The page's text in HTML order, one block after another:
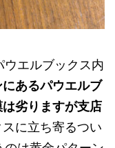
ウエルブックス内
あるパウエルブ
劣りますが支店
に立ち寄るつい